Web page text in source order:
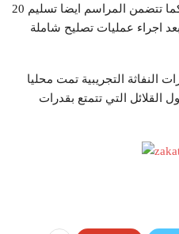
للتحليق للمقاتلة “قاهر اف 313” كما تتضمن المراسم ايضا تسليم 20
اجراء عمليات تصليح شاملة
النفاثة التجريبية تمت محليا
القلائل التي تتمتع بقدرات